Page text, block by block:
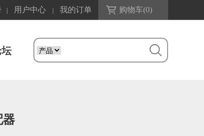
用户中心 我的订单 购物车(0)
器